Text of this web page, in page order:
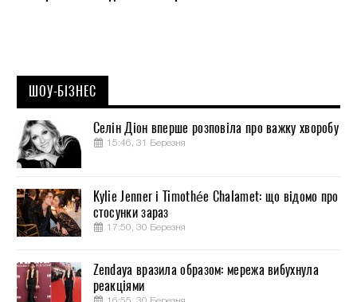
ШОУ-БІЗНЕС
Селін Діон вперше розповіла про важку хворобу
15:46, 31 Березня
Kylie Jenner і Timothée Chalamet: що відомо про
стосунки зараз
17:50, 30 Березня
Zendaya вразила образом: мережа вибухнула
реакціями